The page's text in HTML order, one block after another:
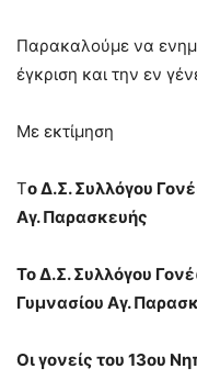
Παρακαλούμε να
έγκριση και την εν
Με εκτίμηση
Το Δ.Σ. Συλλόγου
Αγ. Παρασκευής
Το Δ.Σ. Συλλόγου
Γυμνασίου Αγ.
Οι γονείς του 13ου